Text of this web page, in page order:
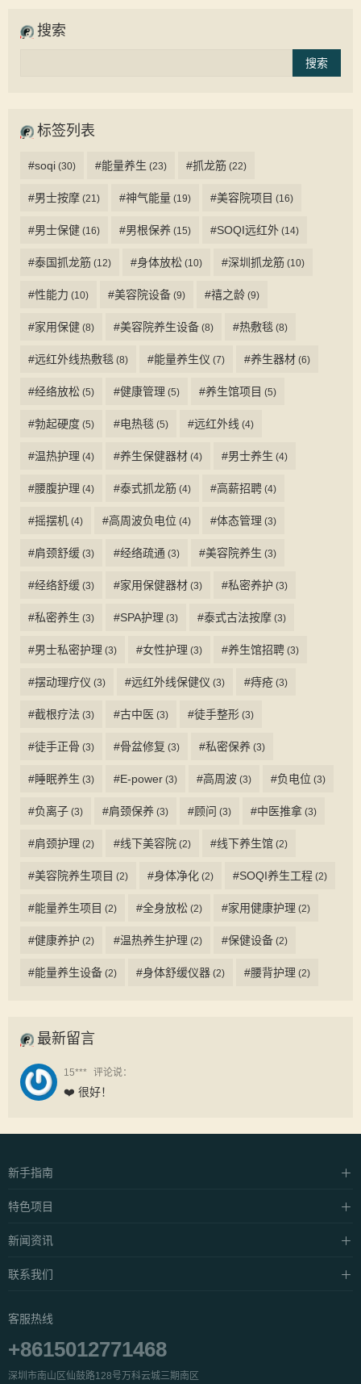
搜索
标签列表
#soqi (30) #能量养生 (23) #抓龙筋 (22)
#男士按摩 (21) #神气能量 (19) #美容院项目 (16)
#男士保健 (16) #男根保养 (15) #SOQI远红外 (14)
#泰国抓龙筋 (12) #身体放松 (10) #深圳抓龙筋 (10)
#性能力 (10) #美容院设备 (9) #禧之龄 (9)
#家用保健 (8) #美容院养生设备 (8) #热敷毯 (8)
#远红外线热敷毯 (8) #能量养生仪 (7) #养生器材 (6)
#经络放松 (5) #健康管理 (5) #养生馆项目 (5)
#勃起硬度 (5) #电热毯 (5) #远红外线 (4)
#温热护理 (4) #养生保健器材 (4) #男士养生 (4)
#腰腹护理 (4) #泰式抓龙筋 (4) #高薪招聘 (4)
#摇摆机 (4) #高周波负电位 (4) #体态管理 (3)
#肩颈舒缓 (3) #经络疏通 (3) #美容院养生 (3)
#经络舒缓 (3) #家用保健器材 (3) #私密养护 (3)
#私密养生 (3) #SPA护理 (3) #泰式古法按摩 (3)
#男士私密护理 (3) #女性护理 (3) #养生馆招聘 (3)
#摆动理疗仪 (3) #远红外线保健仪 (3) #痔疮 (3)
#截根疗法 (3) #古中医 (3) #徒手整形 (3)
#徒手正骨 (3) #骨盆修复 (3) #私密保养 (3)
#睡眠养生 (3) #E-power (3) #高周波 (3) #负电位 (3)
#负离子 (3) #肩颈保养 (3) #顾问 (3) #中医推拿 (3)
#肩颈护理 (2) #线下美容院 (2) #线下养生馆 (2)
#美容院养生项目 (2) #身体净化 (2) #SOQI养生工程 (2)
#能量养生项目 (2) #全身放松 (2) #家用健康护理 (2)
#健康养护 (2) #温热养生护理 (2) #保健设备 (2)
#能量养生设备 (2) #身体舒缓仪器 (2) #腰背护理 (2)
最新留言
15*** 评论说：
❤️ 很好！
新手指南
硬件设施
特色项目
中泰·抓龙筋
新闻资讯
养生资讯
公益活动
联系我们
人才招聘
客服热线
+8615012771468
深圳市南山区仙鼓路128号万科云城三期南区